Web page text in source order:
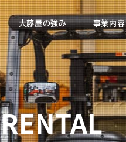
大藤屋の強み 事業内容
RENTAL